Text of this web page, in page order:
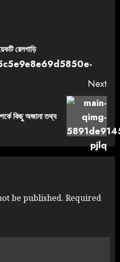
রেলগাড়ি
Next
কিছু অজানা তথ্য
be published. Required